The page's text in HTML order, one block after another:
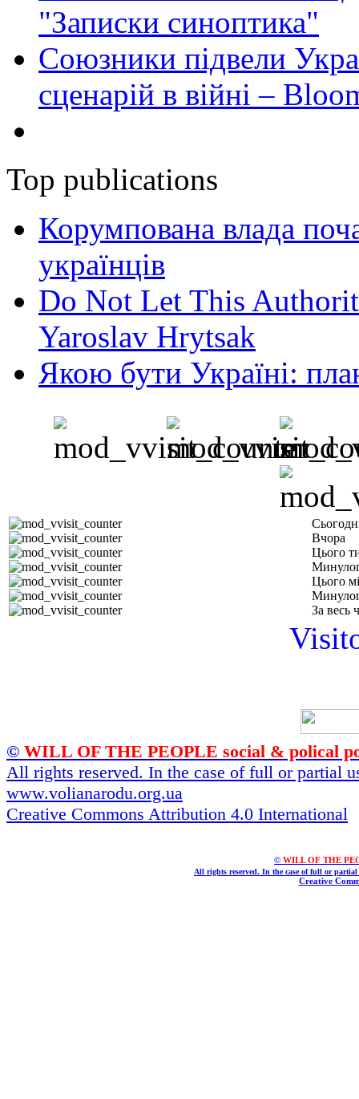
"Записки синоптика"
Союзники підвели
сценарій в війні –
Top publications
Корумпована влада
українців
Do Not Let This
Yaroslav Hrytsak
Якою бути Україні:
Вчора
Цього
Цього
За весь
© WILL OF THE PEOPLE social & polical
All rights reserved. In the case of full or partial
www.volianarodu.org.ua
Creative Commons Attribution 4.0 International
© WILL OF THE
All rights reserved. In the case of full or
Creative